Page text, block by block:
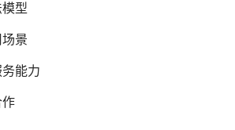
型
景
能力
作